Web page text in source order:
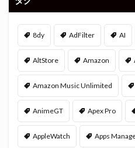
8dy AdFilter AI
AltStore Amazon
Amazon Music Unlimited
AnimeGT Apex Pro
AppleWatch Apps